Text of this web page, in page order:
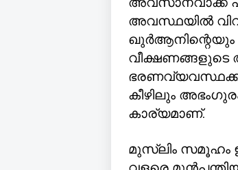
അവസ്ഥയിൽ
ഖുർആനിന്റെയും
വീക്ഷണങ്ങളുടെ
ഭരണവ്യവസ്ഥക്ക്
കീഴിലും
കാര്യമാണ്.
മുസ്ലിം സമൂഹം